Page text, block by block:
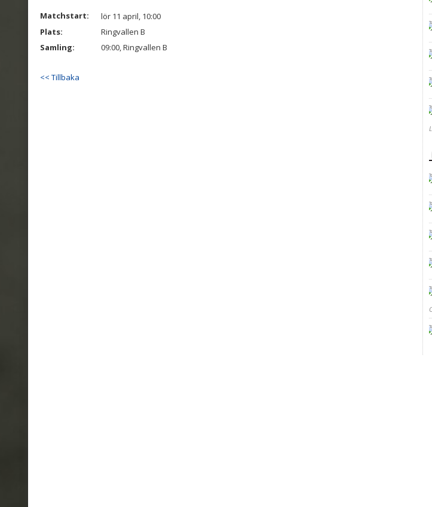
Matchstart:
lör 11 april, 10:00
Plats:
Ringvallen B
Samling:
09:00, Ringvallen B
<< Tillbaka